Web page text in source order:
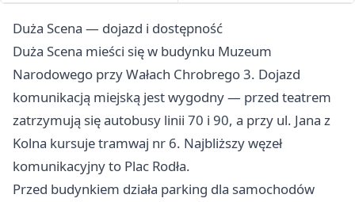
Duża Scena — dojazd i dostępność
Duża Scena mieści się w budynku Muzeum
Narodowego przy Wałach Chrobrego 3. Dojazd
komunikacją miejską jest wygodny — przed teatrem
zatrzymują się autobusy linii 70 i 90, a przy ul. Jana z
Kolna kursuje tramwaj nr 6. Najbliższy węzeł
komunikacyjny to Plac Rodła.
Przed budynkiem działa parking dla samochodów